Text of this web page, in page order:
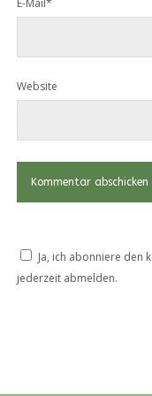
E-Mail*
Website
Ja, ich abonniere den
jederzeit abmelden.